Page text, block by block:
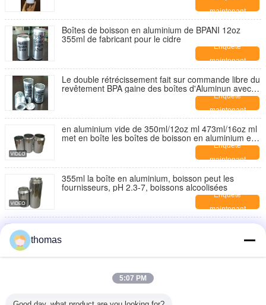
maintenant
Boîtes de boisson en aluminium de BPANI 12oz
355ml de fabricant pour le cidre
Enquête
maintenant
Le double rétrécissement fait sur commande libre du
revêtement BPA gaine des boîtes d'Aluminun avec
Enquête
maintenant
en aluminium vide de 350ml/12oz ml 473ml/16oz ml
met en boîte les boîtes de boisson en aluminium et
Enquête
maintenant
355ml la boîte en aluminium, boisson peut les
fournisseurs, pH 2.3-7, boissons alcoolisées
Enquête
maintenant
maintenant
La résistance à la pression autour des boissons en
aluminium 12oz minces peut
thomas
5:07 PM